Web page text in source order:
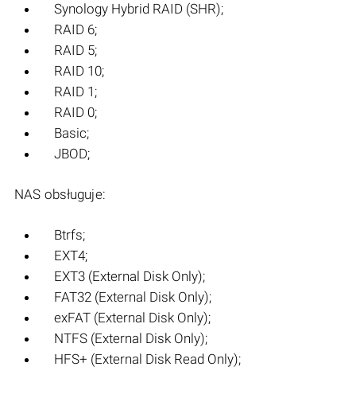
Synology Hybrid RAID (SHR);
RAID 6;
RAID 5;
RAID 10;
RAID 1;
RAID 0;
Basic;
JBOD;
NAS obsługuje:
Btrfs;
EXT4;
EXT3 (External Disk Only);
FAT32 (External Disk Only);
exFAT (External Disk Only);
NTFS (External Disk Only);
HFS+ (External Disk Read Only);